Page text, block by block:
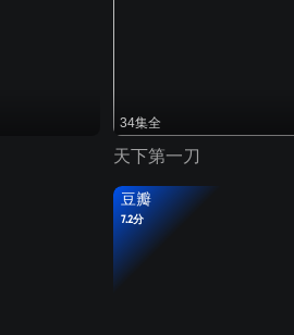
34集全
天下第一刀
豆瓣
7.2分